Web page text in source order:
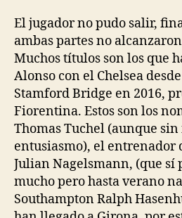
entrada
El jugador no pudo salir,
ambas partes no
Muchos títulos son los que
Alonso con el Chelsea
Stamford Bridge en 2016,
Fiorentina. Estos son los
Thomas Tuchel (aunque
entusiasmo), el entrenador
Julian Nagelsmann, (que sí
mucho pero hasta verano
Southampton Ralph